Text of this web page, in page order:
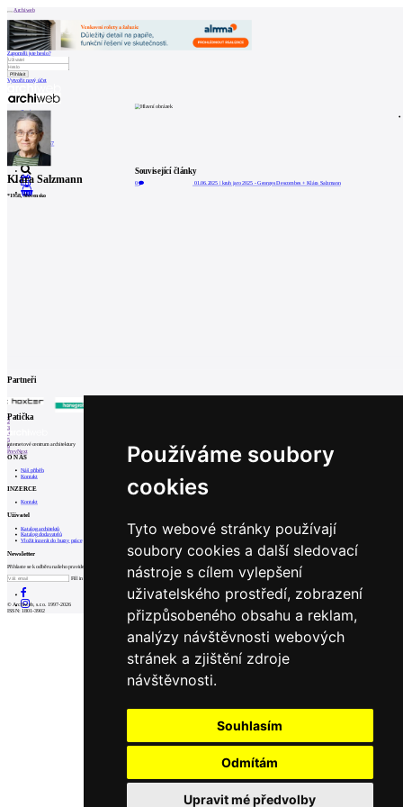
Používáme soubory
cookies
Tyto webové stránky používají
soubory cookies a další sledovací
nástroje s cílem vylepšení
uživatelského prostředí, zobrazení
přizpůsobeného obsahu a reklam,
analýzy návštěvnosti webových
stránek a zjištění zdroje
návštěvnosti.
Souhlasím
Odmítám
Upravit mé předvolby
Archiweb
Zapoměli jste heslo?
Vytvořit nový účet
Zprávy
Architekti
Stavby
Katalog
E-shop
Burza práce
157
en
0
Klára Salzmann
*1958, Slovensko
Související články
0 01.06.2025 kruh jaro 2025 - Georges Descombes + Klára Salzmann
Partneři
1
2
3
4
5
6
PrevNext
Patička
internetové centrum architektury
O NÁS
Náš příběh
Kontakt
INZERCE
Kontakt
Uživatel
Katalog architektů
Katalog dodavatelů
Vložit inzerát do burzy práce
Newsletter
Přihlaste se k odběru našeho pravidelného týdenního newsletteru:
Fill in „nospam“
© Archiweb, s.r.o. 1997-2026
ISSN: 1801-3902